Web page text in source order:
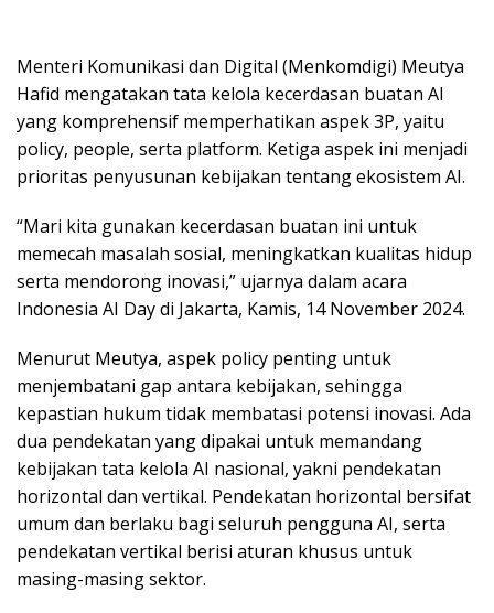
Menteri Komunikasi dan Digital (Menkomdigi) Meutya
Hafid mengatakan tata kelola kecerdasan buatan AI
yang komprehensif memperhatikan aspek 3P, yaitu
policy, people, serta platform. Ketiga aspek ini menjadi
prioritas penyusunan kebijakan tentang ekosistem AI.
“Mari kita gunakan kecerdasan buatan ini untuk
memecah masalah sosial, meningkatkan kualitas hidup
serta mendorong inovasi,” ujarnya dalam acara
Indonesia AI Day di Jakarta, Kamis, 14 November 2024.
Menurut Meutya, aspek policy penting untuk
menjembatani gap antara kebijakan, sehingga
kepastian hukum tidak membatasi potensi inovasi. Ada
dua pendekatan yang dipakai untuk memandang
kebijakan tata kelola AI nasional, yakni pendekatan
horizontal dan vertikal. Pendekatan horizontal bersifat
umum dan berlaku bagi seluruh pengguna AI, serta
pendekatan vertikal berisi aturan khusus untuk
masing-masing sektor.